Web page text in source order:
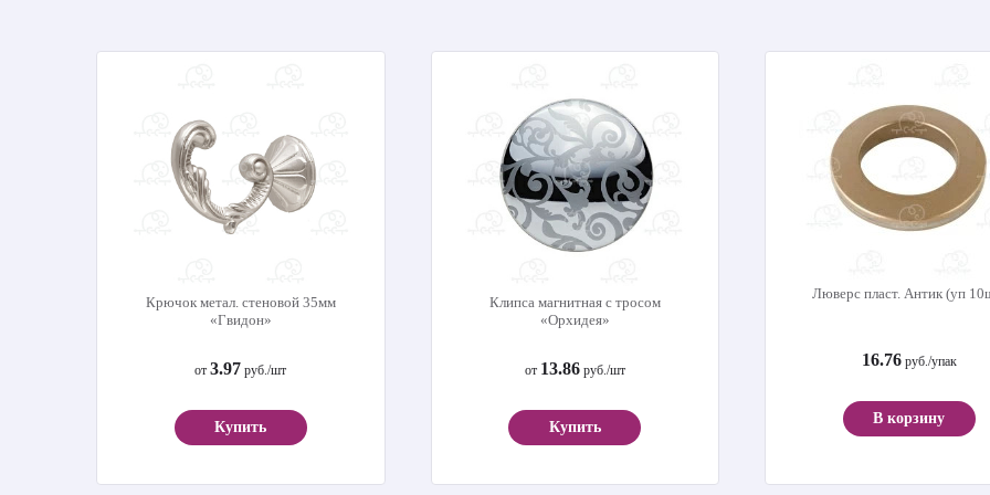
Крючок метал. стеновой 35мм
«Гвидон»
от3.97 руб./шт
Купить
Клипса магнитная с тросом
«Орхидея»
от 13.86руб./шт
Купить
Люверс пласт. Антик (уп
16.76руб./упак
В корзину